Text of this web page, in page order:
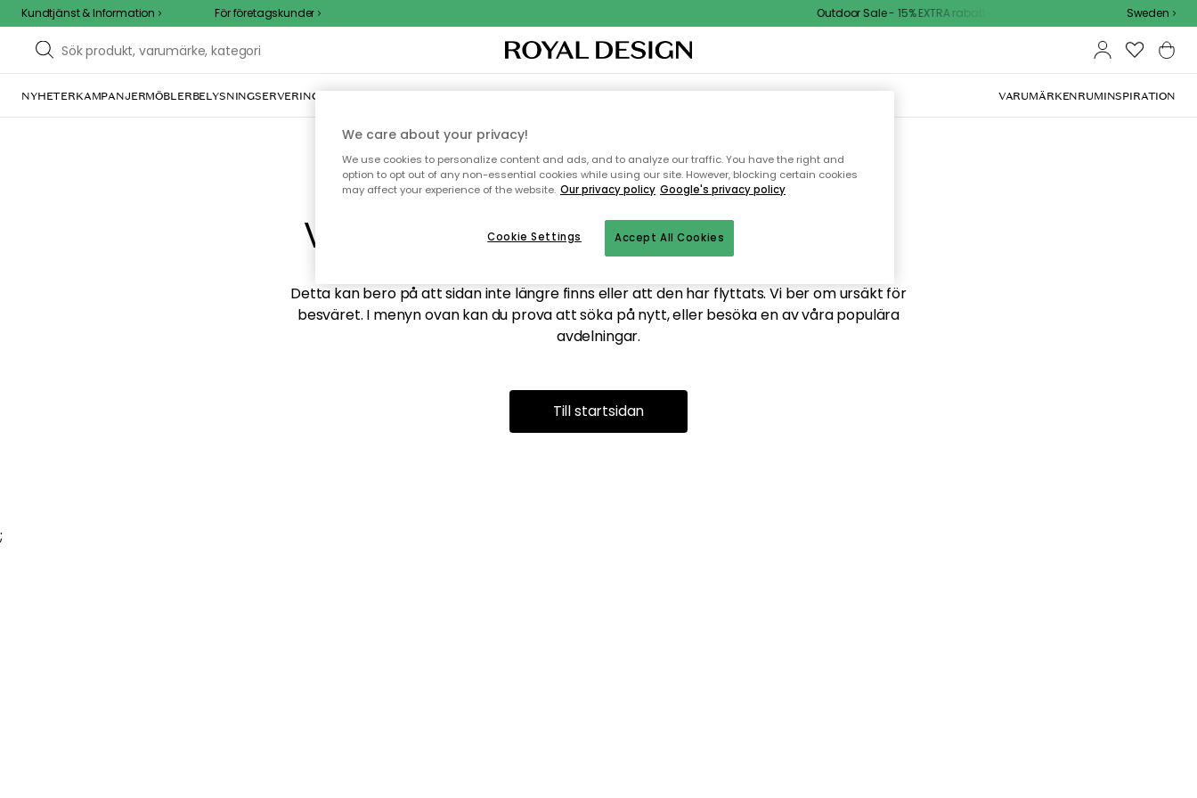
Kundtjänst & Information För företagskunder Outdoor Sale - 15% EXTRA rabatt med kod Sweden
NYHETERKAMPANJERMÖBLERBELYSNINGSERVERING INREDNINGTEXTIL & MATTORKÖKETFÖRVARINGUTEMÖBLER VARUMÄRKENRUMINSPIRATION
Vi hittar tyvärr inte sidan du söker
Detta kan bero på att sidan inte längre finns eller att den har flyttats. Vi ber om ursäkt för
besväret. I menyn ovan kan du prova att söka på nytt, eller besöka en av våra populära
avdelningar.
Till startsidan
;
We care about your privacy!
We use cookies to personalize content and ads, and to analyze our traffic. You have the right and
option to opt out of any non-essential cookies while using our site. However, blocking certain cookies
may affect your experience of the website. Our privacy policy Google's privacy policy
Accept All Cookies
Cookie Settings